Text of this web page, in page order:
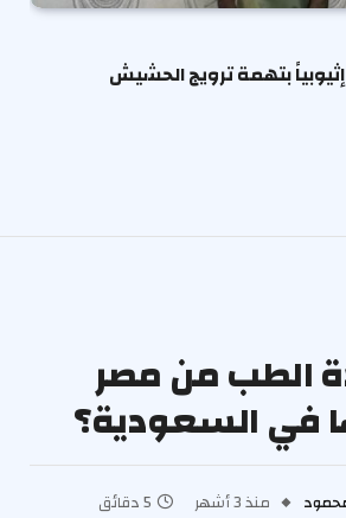
بتهمة ترويج الحشيش
الطب من مصر
في السعودية؟
منذ 3 أشهر
5 دقائق